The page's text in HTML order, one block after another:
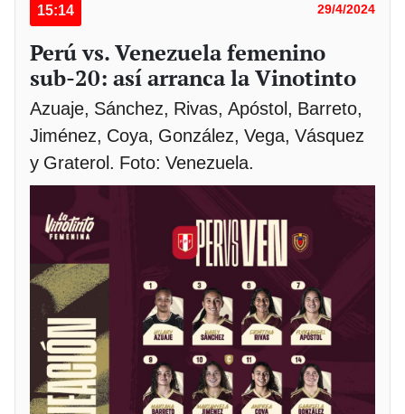
15:14 29/4/2024
Perú vs. Venezuela femenino
sub-20: así arranca la Vinotinto
Azuaje, Sánchez, Rivas, Apóstol, Barreto,
Jiménez, Coya, González, Vega, Vásquez
y Graterol. Foto: Venezuela.